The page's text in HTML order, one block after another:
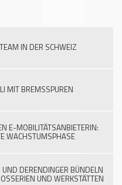
IN DER SCHWEIZ
MIT BREMSSPUREN
E-MOBILITÄTSANBIETERIN:
WACHSTUMSPHASE
DERENDINGER BÜNDELN
UND WERKSTÄTTEN